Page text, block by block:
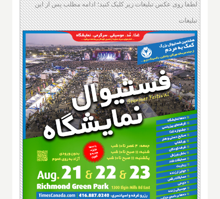
لطفا روی عکس تبلیغات زیر کلیک کنید؛ ادامه مطلب پس از این
تبلیغات